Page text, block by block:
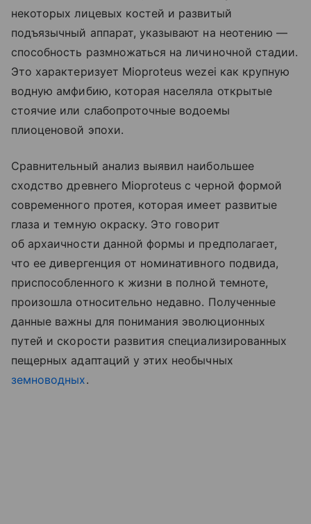
некоторых лицевых костей и развитый
подъязычный аппарат, указывают на неотению —
способность размножаться на личиночной стадии.
Это характеризует Mioproteus wezei как крупную
водную амфибию, которая населяла открытые
стоячие или слабопроточные водоемы
плиоценовой эпохи.
Сравнительный анализ выявил наибольшее
сходство древнего Mioproteus с черной формой
современного протея, которая имеет развитые
глаза и темную окраску. Это говорит
об архаичности данной формы и предполагает,
что ее дивергенция от номинативного подвида,
приспособленного к жизни в полной темноте,
произошла относительно недавно. Полученные
данные важны для понимания эволюционных
путей и скорости развития специализированных
пещерных адаптаций у этих необычных
земноводных.